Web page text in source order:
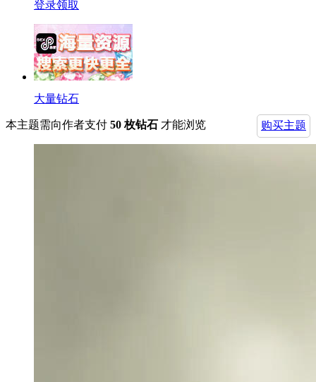
登录领取
大量钻石
购买主题
本主题需向作者支付 50 枚钻石 才能浏览